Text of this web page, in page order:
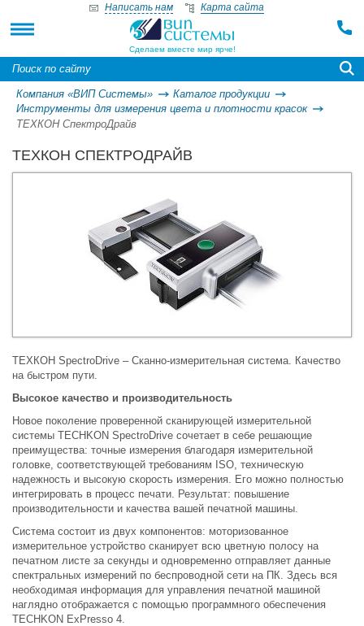
Сделаем вместе мир ярче!
Написать нам Карта сайта
Компания «ВИП Системы»
Каталог продукции
Инструменты для измерения цвета и плотности красок
ТЕХКОН СпектроДрайв
ТЕХКОН СПЕКТРОДРАЙВ
ТЕХКОН SpectroDrive – Сканно-измерительная система. Качество
на быстром пути.
Высокое качество и производительность
Новое поколение проверенной сканирующей измерительной
системы TECHKON SpectroDrive сочетает в себе решающие
преимущества: точные измерения благодаря измерительной
головке, соответствующей требованиям ISO, техническую
надежность и высокую скорость измерения. Его можно полностью
интегрировать в процесс печати. Результат: повышение
производительности и качества вашей печатной машины.
Система состоит из двух компонентов: моторизованное
измерительное устройство сканирует всю цветную полосу на
печатном листе за секунды и одновременно отправляет данные
спектральных измерений по беспроводной сети на ПК. Здесь вся
необходимая информация для управления печатной машиной
наглядно отображается с помощью программного обеспечения
TECHKON ExPresso 4.